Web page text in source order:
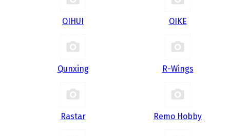
QIHUI QIKE
Qunxing R-Wings
Rastar Remo Hobby